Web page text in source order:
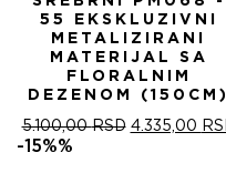
55 EKSKLUZIVNI
METALIZIRANI
MATERIJAL SA
FLORALNIM
DEZENOM (150CM)
5.100,00RSD 4.335,00
-15%%